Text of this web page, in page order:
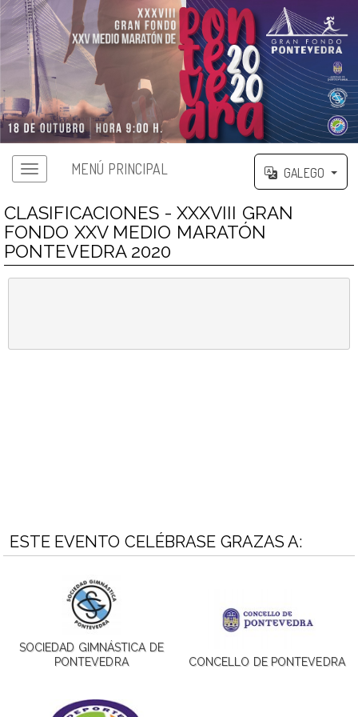
MENÚ PRINCIPAL GALEGO
CLASIFICACIONES - XXXVIII GRAN
FONDO XXV MEDIO MARATÓN
PONTEVEDRA 2020
ESTE EVENTO CELÉBRASE GRAZAS A:
SOCIEDAD GIMNÁSTICA DE
PONTEVEDRA
CONCELLO DE PONTEVEDRA